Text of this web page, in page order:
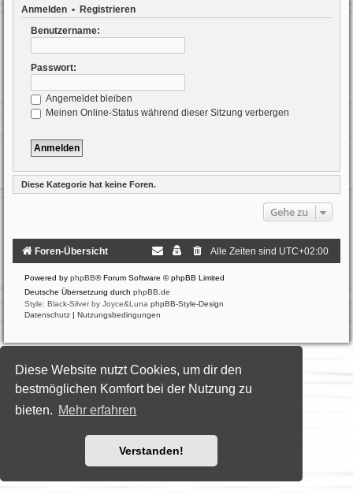
Diese Website nutzt Cookies, um dir den
bestmöglichen Komfort bei der Nutzung zu
bieten. Mehr erfahren
Verstanden!
Anmelden • Registrieren
Benutzername:
Passwort:
Angemeldet bleiben
Meinen Online-Status während dieser Sitzung verbergen
Diese Kategorie hat keine Foren.
Gehe zu
Foren-Übersicht Alle Zeiten sind UTC+02:00
Powered by phpBB® Forum Software © phpBB Limited
Deutsche Übersetzung durch phpBB.de
Style: Black-Silver by Joyce&Luna phpBB-Style-Design
Datenschutz | Nutzungsbedingungen